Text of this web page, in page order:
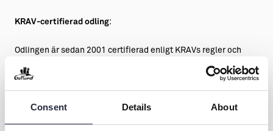
Consent Details About
KRAV-certifierad odling:
Odlingen är sedan 2001 certifierad enligt KRAVs regler och
2009 blev vår julgransodling först i Sverige att bli KRAV-
certifierad.